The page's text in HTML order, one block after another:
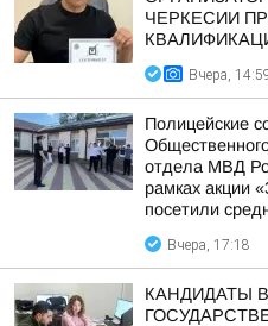
ЧЕРКЕСИИ
Вчера,
Полицейские
отдела МВД
рамках акции
посетили
Вчера, 17:18
КАНДИДАТЫ